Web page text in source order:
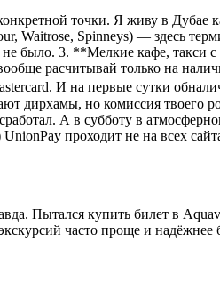
точки. Я живу в
Waitrose, Spinneys) — здесь
было. 3. **Мелкие кафе, такси
расчитывай только на
И на первые сутки
дирхамы, но комиссия твоего
А в субботу в
проходит не на всех
Пытался купить билет в
часто проще и